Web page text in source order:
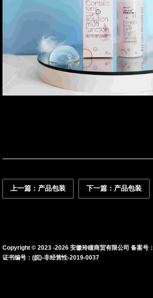
公司简介
团队风采
在线询单
联系我们
上一篇：产品包装 下一篇：产品包装
Copyright © 2023 -2026 安徽玲瞳商贸有限公司 备案号：
证书编号：(皖)-非经营性-2019-0037